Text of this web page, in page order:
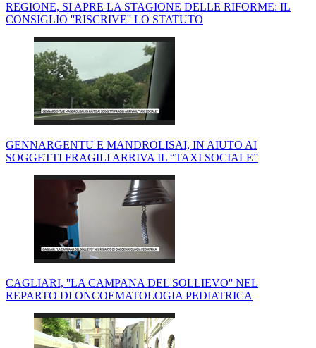
REGIONE, SI APRE LA STAGIONE DELLE RIFORME: IL
CONSIGLIO ''RISCRIVE'' LO STATUTO
GENNARGENTU E MANDROLISAI, IN AIUTO AI
SOGGETTI FRAGILI ARRIVA IL “TAXI SOCIALE”
CAGLIARI, ''LA CAMPANA DEL SOLLIEVO'' NEL
REPARTO DI ONCOEMATOLOGIA PEDIATRICA